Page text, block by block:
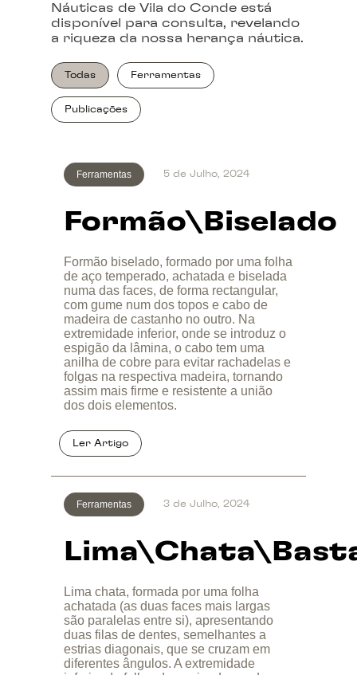
Náuticas de Vila do Conde está
disponível para consulta, revelando
a riqueza da nossa herança náutica.
Todas Ferramentas
Publicações
Ferramentas
Formão\Biselado
5 de Julho, 2024
Formão biselado, formado por uma folha
de aço temperado, achatada e biselada
numa das faces, de forma rectangular,
com gume num dos topos e cabo de
madeira de castanho no outro. Na
extremidade inferior, onde se introduz o
espigão da lâmina, o cabo tem uma
anilha de cobre para evitar rachadelas e
folgas na respectiva madeira, tornando
assim mais firme e resistente a união
dos dois elementos.
Ferramentas 3 de Julho, 2024
Lima chata, formada por uma folha
achatada (as duas faces mais largas
são paralelas entre si), apresentando
duas filas de dentes, semelhantes a
estrias diagonais, que se cruzam em
diferentes ângulos. A extremidade